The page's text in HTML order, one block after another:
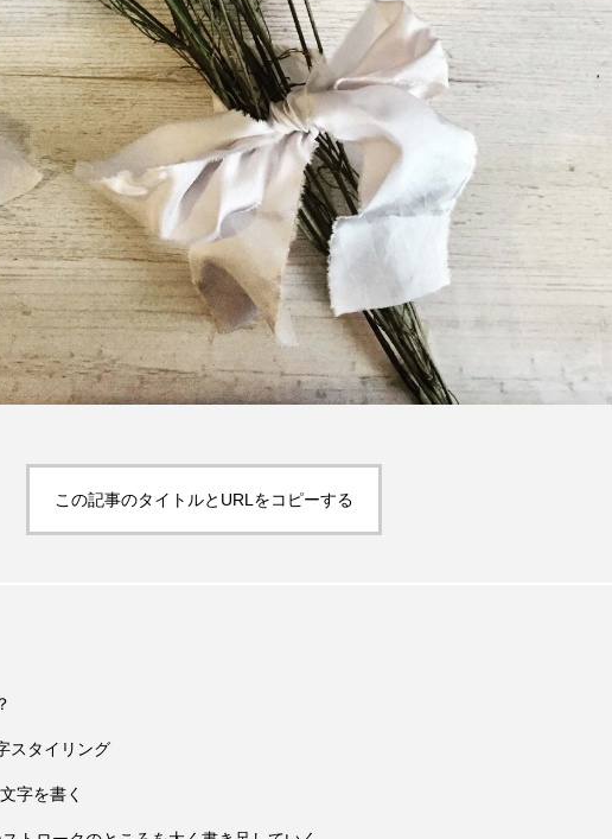
この記事のタイトルとURLをコピーする
スタイリング
字を書く